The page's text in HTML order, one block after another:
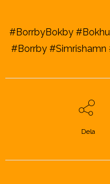
#BorrbyBokby
#Borrby
Dela